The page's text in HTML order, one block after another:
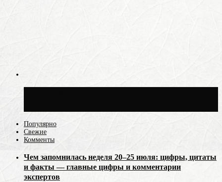
Популярно
Свежие
Комменты
Чем запомнилась неделя 20–25 июля: цифры, цитаты
и факты — главные цифры и комментарии
экспертов